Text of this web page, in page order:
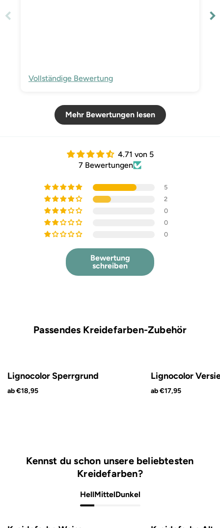
Vollständige Bewertung
Mehr Bewertungen lesen
4.71 von 5
7 Bewertungen
5
2
0
0
0
Bewertung
schreiben
Passendes Kreidefarben-Zubehör
Lignocolor Sperrgrund
ab €18,95
Lignocolor
ab €17,95
Kennst du schon unsere beliebtesten
Kreidefarben?
HellMittelDunkel